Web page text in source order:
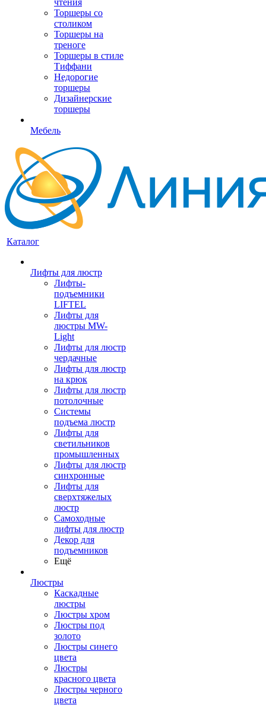
чтения
Торшеры со
столиком
Торшеры на
треноге
Торшеры в стиле
Тиффани
Недорогие
торшеры
Дизайнерские
торшеры
Мебель
Каталог
Лифты для люстр
Лифты-
подъемники
LIFTEL
Лифты для
люстры MW-
Light
Лифты для люстр
чердачные
Лифты для люстр
на крюк
Лифты для люстр
потолочные
Системы
подъема люстр
Лифты для
светильников
промышленных
Лифты для люстр
синхронные
Лифты для
сверхтяжелых
люстр
Самоходные
лифты для люстр
Декор для
подъемников
Ещё
Люстры
Каскадные
люстры
Люстры хром
Люстры под
золото
Люстры синего
цвета
Люстры
красного цвета
Люстры черного
цвета